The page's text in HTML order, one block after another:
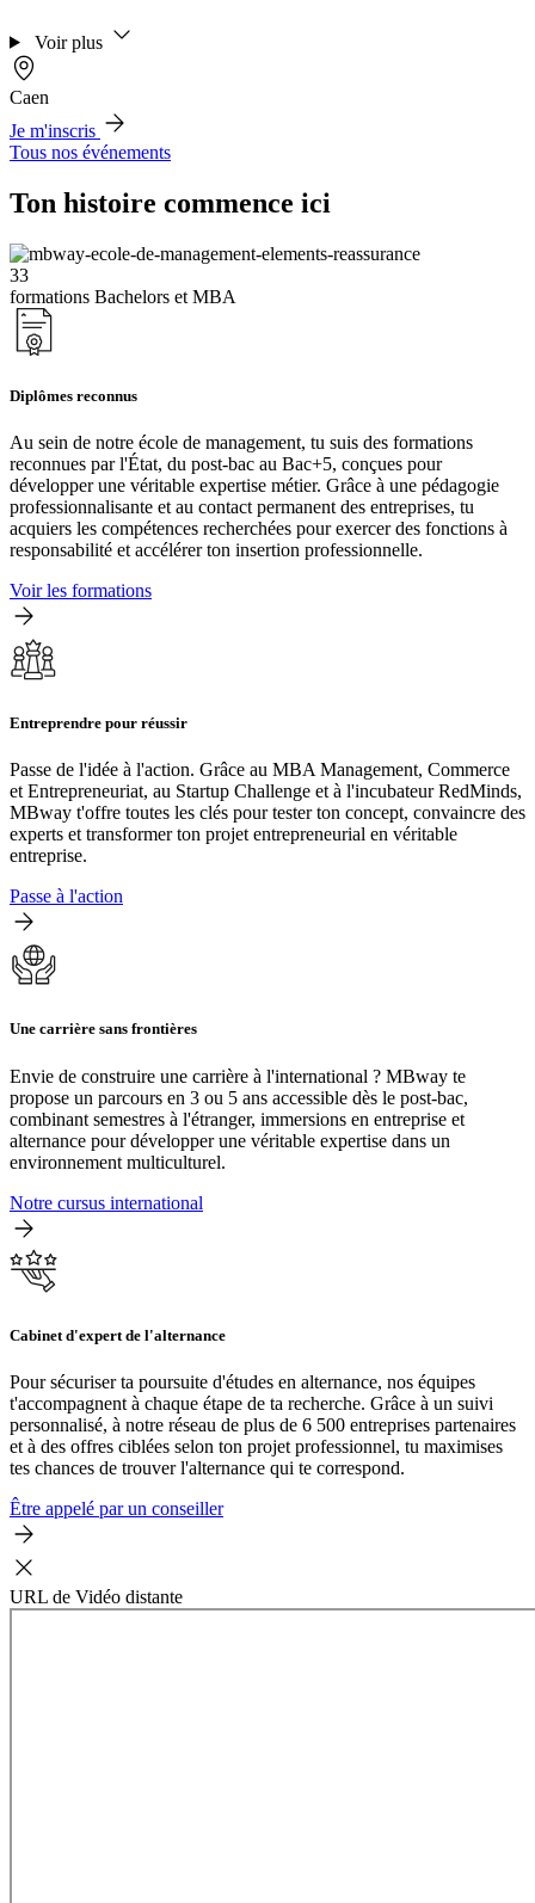
Voir plus
Caen
Je m'inscris
Tous nos événements
Ton histoire commence ici
33
formations Bachelors et MBA
Diplômes reconnus
Au sein de notre école de management, tu suis des formations
reconnues par l'État, du post-bac au Bac+5, conçues pour
développer une véritable expertise métier. Grâce à une pédagogie
professionnalisante et au contact permanent des entreprises, tu
acquiers les compétences recherchées pour exercer des fonctions à
responsabilité et accélérer ton insertion professionnelle.
Voir les formations
Entreprendre pour réussir
Passe de l'idée à l'action. Grâce au MBA Management, Commerce
et Entrepreneuriat, au Startup Challenge et à l'incubateur RedMinds,
MBway t'offre toutes les clés pour tester ton concept, convaincre des
experts et transformer ton projet entrepreneurial en véritable
entreprise.
Passe à l'action
Une carrière sans frontières
Envie de construire une carrière à l'international ? MBway te
propose un parcours en 3 ou 5 ans accessible dès le post-bac,
combinant semestres à l'étranger, immersions en entreprise et
alternance pour développer une véritable expertise dans un
environnement multiculturel.
Notre cursus international
Cabinet d'expert de l'alternance
Pour sécuriser ta poursuite d'études en alternance, nos équipes
t'accompagnent à chaque étape de ta recherche. Grâce à un suivi
personnalisé, à notre réseau de plus de 6 500 entreprises partenaires
et à des offres ciblées selon ton projet professionnel, tu maximises
tes chances de trouver l'alternance qui te correspond.
Être appelé par un conseiller
URL de Vidéo distante